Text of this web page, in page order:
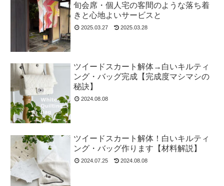
旬会席・個人宅の客間のような落ち着
きと心地よいサービスと
2025.03.27 2025.03.28
ツイードスカート解体→白いキルティ
ング・バッグ完成【完成度マシマシの
秘訣】
2024.08.08
ツイードスカート解体！白いキルティ
ング・バッグ作ります【材料解説】
2024.07.25 2024.08.08